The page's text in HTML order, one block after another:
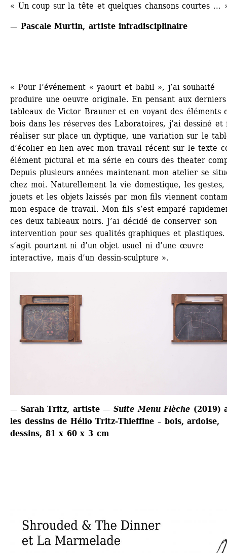
« Un coup sur la tête et quelques chansons courtes ...
— Pascale Murtin, artiste infradisciplinaire
« Pour l’événement « yaourt et babil », j’ai souhaité
produire une oeuvre originale. En pensant aux derniers
tableaux de Victor Brauner et en voyant des éléments
bois dans les réserves des Laboratoires, j’ai dessiné et
réaliser sur place un dyptique, une variation sur le
d’écolier en lien avec mon travail récent sur le texte
élément pictural et ma série en cours des theater
Depuis plusieurs années maintenant mon atelier se
chez moi. Naturellement la vie domestique, les gestes,
jouets et les objets laissés par mon fils viennent
mon espace de travail. Mon fils s’est emparé
ces deux tableaux noirs. J’ai décidé de conserver son
intervention pour ses qualités graphiques et
s’agit pourtant ni d’un objet usuel ni d’une œuvre
interactive, mais d’un dessin-sculpture ».
— Sarah Tritz, artiste — Suite Menu Flèche (2019)
les dessins de Hélio Tritz-Thieffine – bois, ardoise,
dessins, 81 x 60 x 3 cm